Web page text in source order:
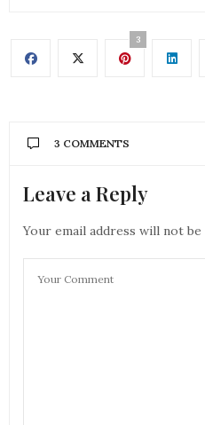
3
3 COMMENTS
AURÉLIE - MOUNETTE
15 MARS 2019 À 11 H 04 MIN
Ca donne un effet
j’adore!
Bises
Aurélie
Leave a Reply
Your email address will not be